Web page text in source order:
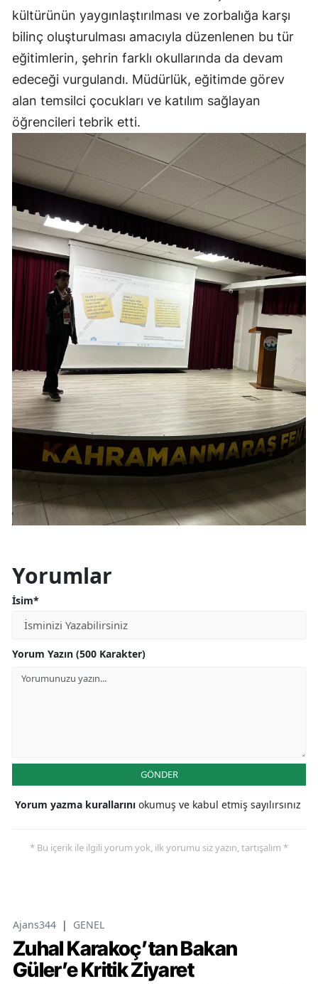
kültürünün yaygınlaştırılması ve zorbalığa karşı
bilinç oluşturulması amacıyla düzenlenen bu tür
eğitimlerin, şehrin farklı okullarında da devam
edeceği vurgulandı. Müdürlük, eğitimde görev
alan temsilci çocukları ve katılım sağlayan
öğrencileri tebrik etti.
Yorumlar
İsim*
Yorum Yazın (500 Karakter)
GÖNDER
Yorum yazma kurallarını okumuş ve kabul etmiş sayılırsınız
* Bu içerik ile ilgili yorum yok, ilk yorumu siz yazın, tartışalım *
Ajans344 | GENEL
Zuhal Karakoç’tan Bakan
Güler’e Kritik Ziyaret